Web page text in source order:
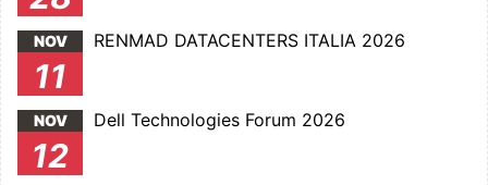
NOV
11
RENMAD DATACENTERS ITALIA 2026
NOV
12
Dell Technologies Forum 2026